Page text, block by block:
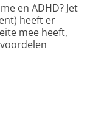
en ADHD? Jet
heeft er
mee heeft,